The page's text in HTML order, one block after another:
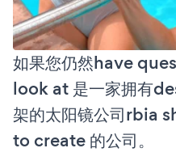
如果您仍然have
look at 是一家拥有
架的太阳镜公司rbia
to create 的公司。